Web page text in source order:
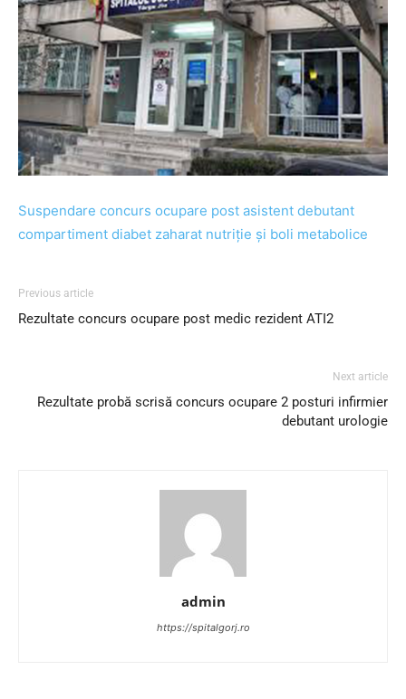
Suspendare concurs ocupare post asistent debutant
compartiment diabet zaharat nutriție și boli metabolice
Previous article
Rezultate concurs ocupare post medic rezident ATI2
Next article
Rezultate probă scrisă concurs ocupare 2 posturi infirmier
debutant urologie
admin
https://spitalgorj.ro